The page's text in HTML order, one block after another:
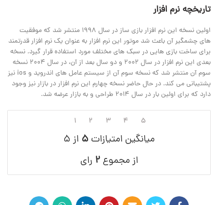
تاریخچه نرم افزار
اولین نسخه این نرم افزار بازی ساز در سال 1998 منتشر شد که موفقیت
های چشمگیر آن باعث شد موتور این نرم افزار به عنوان یک نرم افزار قدرتمند
برای ساخت بازی هایی در سبک های مختلف مورد استفاده قرار گیرد. نسخه
بعدی این نرم افزار در سال 2002 و دو سال بعد از آن، در سال 2004 نسخه
سوم آن منتشر شد که نسخه سوم آن از سیستم عامل های اندروید و ios نیز
پشتیبانی می کند. در حال حاضر نسخه چهارم این نرم افزار در بازار نیز وجود
دارد که برای اولین بار در سال 2014 طراحی و به بازار عرضه شد.
۱ ۲ ۳ ۴ ۵
میانگین امتیازات ۵ از ۵
از مجموع۲ رای